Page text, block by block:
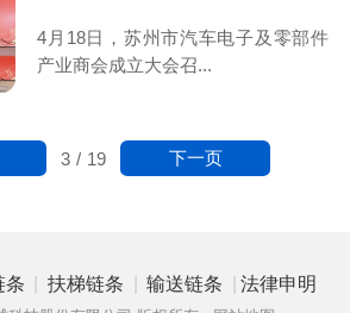
4月18日，苏州市汽车电子及零部件
产业商会成立大会召...
3 / 19 下一页
条 | 扶梯链条 | 输送链条 | 法律申明